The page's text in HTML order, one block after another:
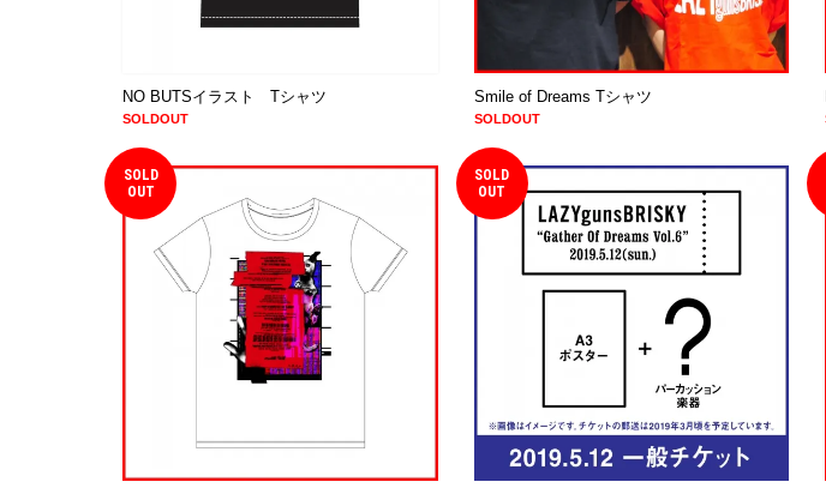
NO BUTSイラスト Tシャツ
SOLDOUT
Smile of Dreams Tシャツ
SOLDOUT
SOLD
OUT
SOLD
OUT